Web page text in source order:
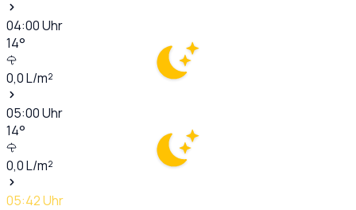
04:00Uhr
14°
0,0L/m²
05:00Uhr
14°
0,0L/m²
05:42Uhr